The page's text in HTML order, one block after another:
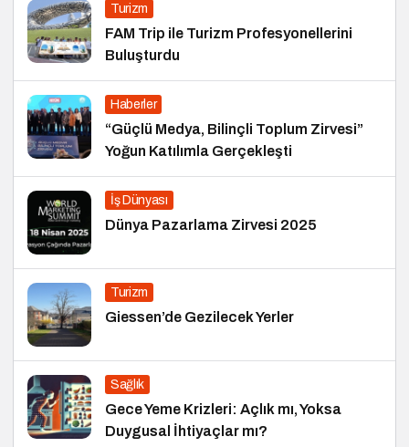
Turizm
FAM Trip ile Turizm Profesyonellerini
Buluşturdu
Haberler
“Güçlü Medya, Bilinçli Toplum Zirvesi”
Yoğun Katılımla Gerçekleşti
İş Dünyası
Dünya Pazarlama Zirvesi 2025
Turizm
Giessen’de Gezilecek Yerler
Sağlık
Gece Yeme Krizleri: Açlık mı, Yoksa
Duygusal İhtiyaçlar mı?